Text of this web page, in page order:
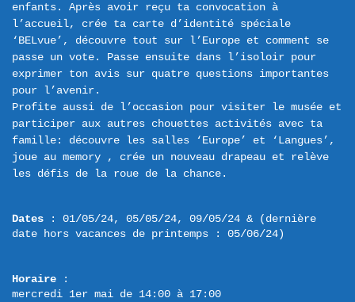
enfants. Après avoir reçu ta convocation à
l’accueil, crée ta carte d’identité spéciale
‘BELvue’, découvre tout sur l’Europe et comment se
passe un vote. Passe ensuite dans l’isoloir pour
exprimer ton avis sur quatre questions importantes
pour l’avenir.
Profite aussi de l’occasion pour visiter le musée et
participer aux autres chouettes activités avec ta
famille: découvre les salles ‘Europe’ et ‘Langues’,
joue au memory , crée un nouveau drapeau et relève
Dates : 01/05/24, 05/05/24, 09/05/24 & (dernière
date hors vacances de printemps : 05/06/24)
Horaire :
mercredi 1er mai de 14:00 à 17:00